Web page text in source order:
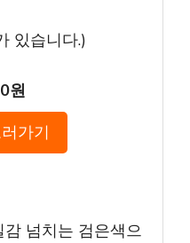
있습니다.)
원
가기
넘치는 검은색으